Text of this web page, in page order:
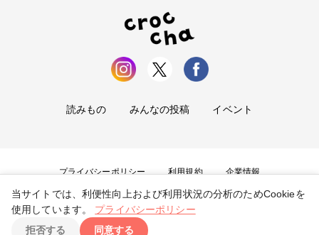
読みもの みんなの投稿 イベント
プライバシーポリシー 利用規約 企業情報
お問い合わせ
Copyright ©2026tryangle Co., Ltd. All Rights Reserved.
当サイトでは、利便性向上および利用状況の分析のためCookieを
使用しています。
プライバシーポリシー
拒否する
同意する